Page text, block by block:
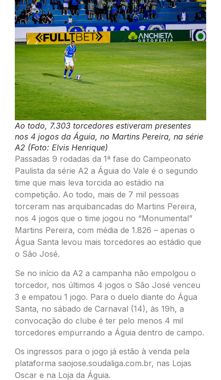
Ao todo, 7.303 torcedores estiveram presentes
nos 4 jogos da Águia, no Martins Pereira, na série
A2 (Foto: Elvis Henrique)
Passadas 9 rodadas da 1ª fase do Campeonato
Paulista da série A2 a Águia do Vale é o segundo
time que mais leva torcida ao estádio na
competição. Ao todo, mais de 7 mil pessoas
torceram nas arquibancadas do Martins Pereira,
nos 4 jogos que o time jogou no “Monumental”
Martins Pereira, com média de 1.826 – apenas o
Água Santa levou mais torcedores ao estádio que
o São José.
Se no início da A2 a campanha não empolgou o
torcedor, nos últimos 4 jogos o São José venceu
3 e empatou 1 jogo. Para o duelo diante do Água
Santa, no sábado de Carnaval (14), às 19h, a
convocação do clube é ter pelo menos 4 mil
torcedores empurrando a Águia dentro de campo.
Os ingressos para o jogo já estão à venda pela
plataforma saojose.soudaliga.com.br, nas Lojas
Oscar e na Loja da Águia.